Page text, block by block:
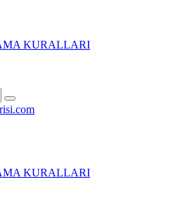
KURALLARI
KURALLARI